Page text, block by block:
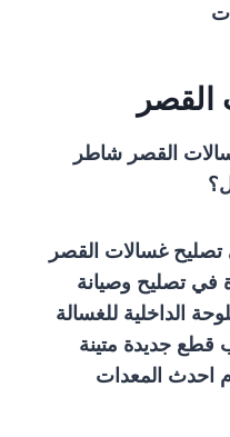
القصر شاطر
غسالات القصر
في تصليح وصيانة
الداخلية للغسالة
قطع جديدة متينة
احدث المعدات